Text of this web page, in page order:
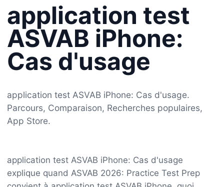
application test
ASVAB iPhone:
Cas d'usage
application test ASVAB iPhone: Cas d'usage.
Parcours, Comparaison, Recherches populaires,
App Store.
application test ASVAB iPhone: Cas d'usage
explique quand ASVAB 2026: Practice Test Prep